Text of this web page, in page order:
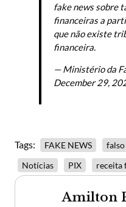
fake news sobre
financeiras a
que não existe
financeira.
— Ministério da
December 29,
Tags: FAKE NEWS falso
Notícias
PIX receita
Amilton